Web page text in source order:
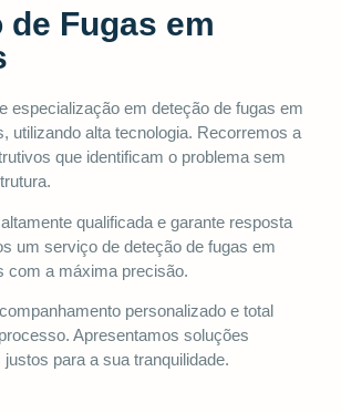
de Fugas em
especialização em deteção de fugas em
utilizando alta tecnologia. Recorremos a
que identificam o problema sem
qualificada e garante resposta
um serviço de deteção de fugas em
com a máxima precisão.
personalizado e total
Apresentamos soluções
para a sua tranquilidade.